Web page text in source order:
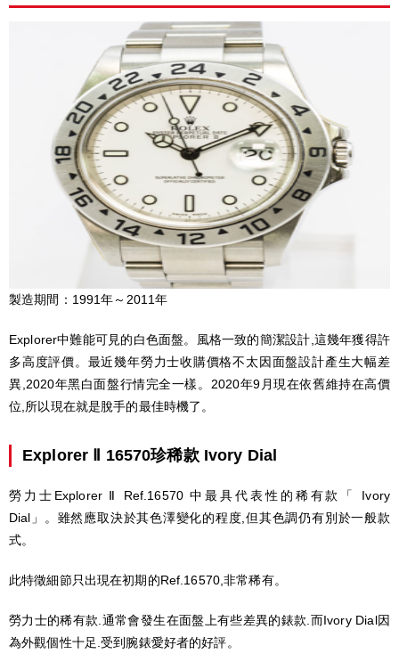
製造期間：1991年～2011年
Explorer中難能可見的白色面盤。風格一致的簡潔設計,這幾年獲得許
多高度評價。最近幾年勞力士收購價格不太因面盤設計產生大幅差
異,2020年黑白面盤行情完全一樣。2020年9月現在依舊維持在高價
位,所以現在就是脫手的最佳時機了。
Explorer Ⅱ 16570珍稀款 Ivory Dial
勞力士Explorer Ⅱ Ref.16570 中最具代表性的稀有款「 Ivory
Dial」。雖然應取決於其色澤變化的程度,但其色調仍有別於一般款
式。
此特徵細節只出現在初期的Ref.16570,非常稀有。
勞力士的稀有款.通常會發生在面盤上有些差異的錶款.而Ivory Dial因
為外觀個性十足.受到腕錶愛好者的好評。